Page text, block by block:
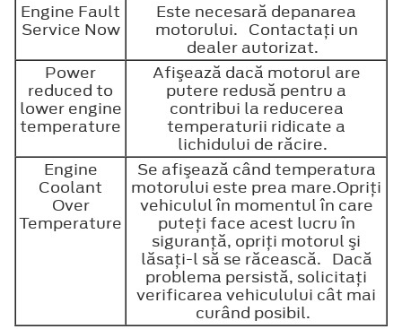
Engine Fault
Service Now
Este necesară depanarea
motorului. Contactaţi un
dealer autorizat.
Power
reduced to
lower engine
temperature
Afişează dacă motorul are
putere redusă pentru a
contribui la reducerea
temperaturii ridicate a
lichidului de răcire.
Engine
Coolant
Over
Temperature
Se afişează când temperatura
motorului este prea mare.Opriţi
vehiculul în momentul în care
puteţi face acest lucru în
siguranţă, opriţi motorul şi
lăsaţi-l să se răcească. Dacă
problema persistă, solicitaţi
verificarea vehiculului cât mai
curând posibil.